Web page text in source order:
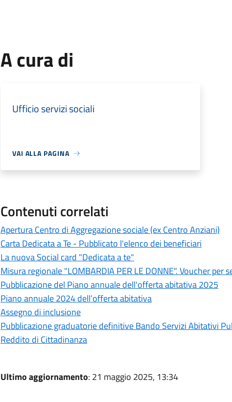
A cura di
Ufficio servizi sociali
VAI ALLA PAGINA
Contenuti correlati
Apertura Centro di Aggregazione sociale (ex Centro Anziani)
Carta Dedicata a Te - Pubblicato l'elenco dei beneficiari
La nuova Social card "Dedicata a te"
Misura regionale "LOMBARDIA PER LE DONNE". Voucher per
Pubblicazione del Piano annuale dell'offerta abitativa 2025
Piano annuale 2024 dell’offerta abitativa
Assegno di inclusione
Pubblicazione graduatorie definitive Bando Servizi Abitativi
Reddito di Cittadinanza
Ultimo aggiornamento: 21 maggio 2025, 13:34